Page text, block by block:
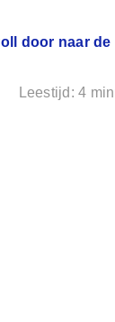
door naar
Leestijd: 4